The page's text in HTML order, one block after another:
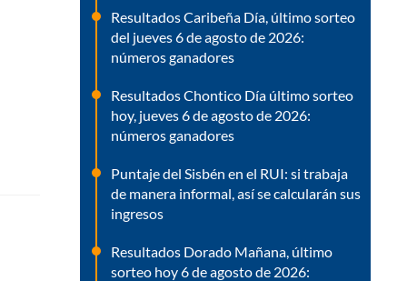
Resultados Caribeña Día, último sorteo
del jueves 6 de agosto de 2026:
números ganadores
Resultados Chontico Día último sorteo
hoy, jueves 6 de agosto de 2026:
números ganadores
Puntaje del Sisbén en el RUI: si trabaja
de manera informal, así se calcularán sus
ingresos
Resultados Dorado Mañana, último
sorteo hoy 6 de agosto de 2026: